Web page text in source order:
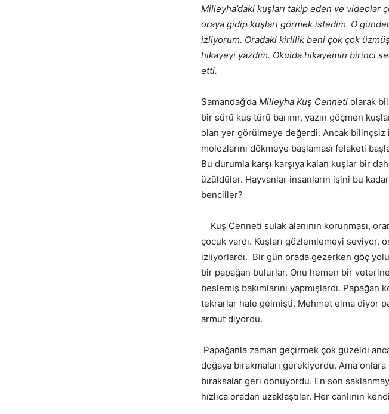
Milleyha’daki kuşları takip eden ve videolar
oraya gidip kuşları görmek istedim. O
izliyorum. Oradaki kirlilik beni çok çok
hikayeyi yazdım. Okulda hikayemin birinci
etti.
Samandağ’da Milleyha Kuş Cenneti olarak
bir sürü kuş türü barınır, yazın göçmen
olan yer görülmeye değerdi. Ancak bilinçsiz
molozlarını dökmeye başlaması felaketi
Bu durumla karşı karşıya kalan kuşlar bir
üzüldüler. Hayvanlar insanların işini bu
benciller?
Kuş Cenneti sulak alanının korunması,
çocuk vardı. Kuşları gözlemlemeyi seviyor,
izliyorlardı. Bir gün orada gezerken göç
bir papağan bulurlar. Onu hemen bir
beslemiş bakımlarını yapmışlardı.
tekrarlar hale gelmişti. Mehmet elma diyor
armut diyordu.
Papağanla zaman geçirmek çok güzeldi
doğaya bırakmaları gerekiyordu. Ama
bıraksalar geri dönüyordu. En son
hızlıca oradan uzaklaştılar. Her canlının